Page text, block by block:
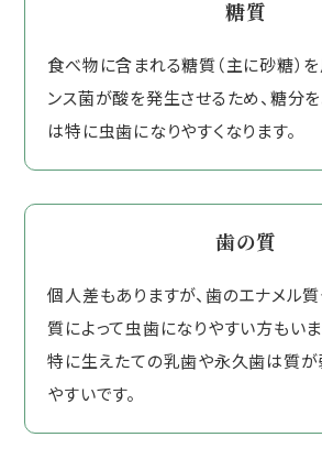
糖質
食べ物に含まれる糖質（主に砂糖）
ンス菌が酸を発生させるため、糖分
は特に虫歯になりやすくなります。
歯の質
個人差もありますが、歯のエナメル
質によって虫歯になりやすい方もいま
特に生えたての乳歯や永久歯は質が
やすいです。